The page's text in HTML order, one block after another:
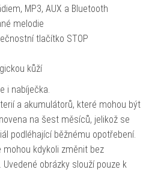
MP3, AUX a Bluetooth
melodie
tlačítko STOP
kůží
i nabíječka.
a akumulátorů, které mohou být
na šest měsíců, jelikož se
podléhající běžnému opotřebení.
kdykoli změnit bez
obrázky slouží pouze k